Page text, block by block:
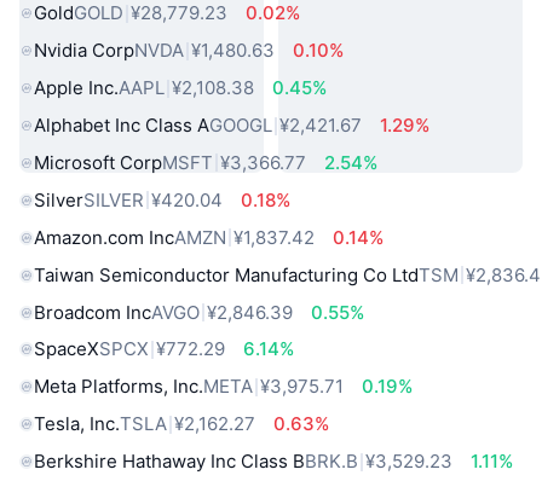
GoldGOLD ¥28,779.23
0.02%
Nvidia CorpNVDA ¥1,480.63
0.10%
Apple Inc.AAPL ¥2,108.38
0.45%
Alphabet Inc Class AGOOGL ¥2,421.67
1.29%
Microsoft CorpMSFT ¥3,366.77
2.54%
SilverSILVER ¥420.04
0.18%
Amazon.com IncAMZN ¥1,837.42
0.14%
Taiwan Semiconductor Manufacturing Co LtdTSM
Broadcom IncAVGO ¥2,846.39
0.55%
SpaceXSPCX ¥772.29
6.14%
Meta Platforms, Inc.META ¥3,975.71
0.19%
Tesla, Inc.TSLA ¥2,162.27
0.63%
Berkshire Hathaway Inc Class BBRK.B ¥3,529.23
1.11%